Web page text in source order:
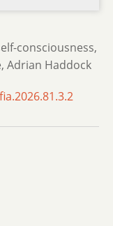
consciousness,
Adrian Haddock